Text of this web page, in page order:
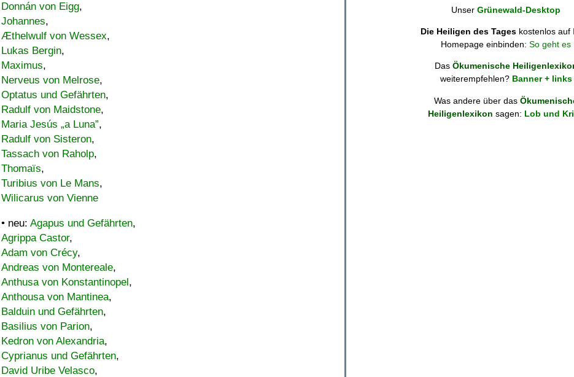
Donnán von Eigg,
Johannes,
Æthelwulf von Wessex,
Lukas Bergin,
Maximus,
Nerveus von Melrose,
Optatus und Gefährten,
Radulf von Maidstone,
Maria Jesús „a Luna”,
Radulf von Sisteron,
Tassach von Raholp,
Thomaïs,
Turibius von Le Mans,
Wilicarus von Vienne
• neu: Agapus und Gefährten,
Agrippa Castor,
Adam von Crécy,
Andreas von Montereale,
Anthusa von Konstantinopel,
Anthousa von Mantinea,
Balduin und Gefährten,
Basilius von Parion,
Kedron von Alexandria,
Cyprianus und Gefährten,
David Uribe Velasco,
Unser Grünewald-Desktop
Die Heiligen des Tages kostenlos auf
Homepage einbinden: So geht es
Das Ökumenische
weiterempfehlen? Banner + links
Was andere über das
Heiligenlexikon sagen: Lob und